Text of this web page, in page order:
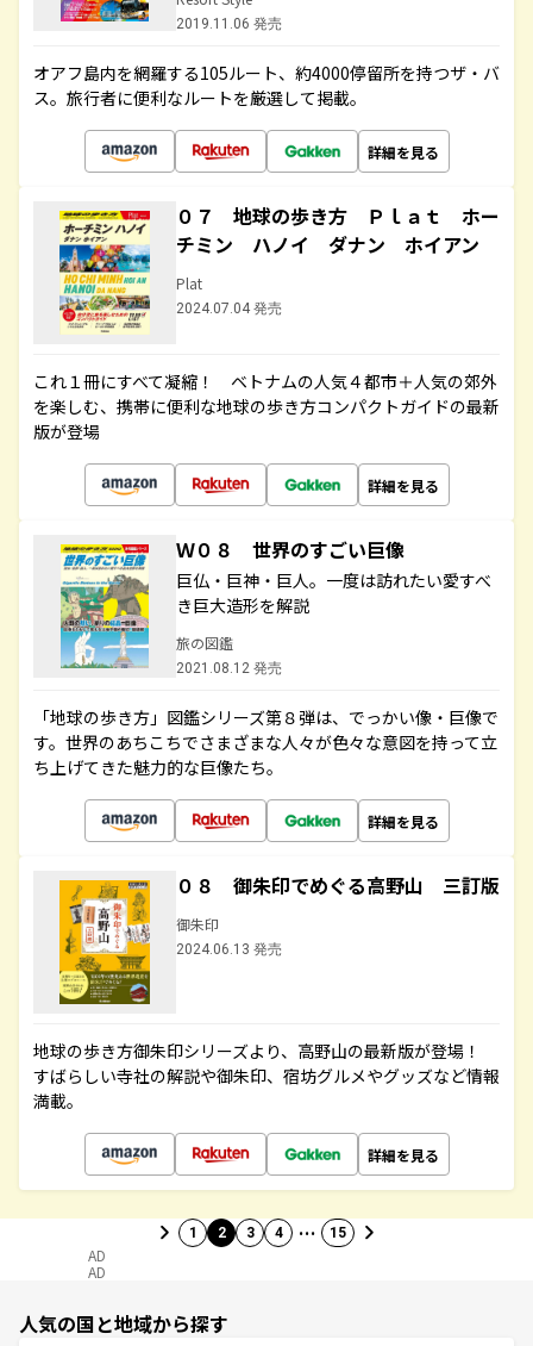
2019.11.06 発売
オアフ島内を網羅する105ルート、約4000停留所を持つザ・バ
ス。旅行者に便利なルートを厳選して掲載。
詳細を見る
０７ 地球の歩き方 Ｐｌａｔ ホー
チミン ハノイ ダナン ホイアン
Plat
2024.07.04 発売
これ１冊にすべて凝縮！ ベトナムの人気４都市＋人気の郊外
を楽しむ、携帯に便利な地球の歩き方コンパクトガイドの最新
版が登場
詳細を見る
Ｗ０８ 世界のすごい巨像
巨仏・巨神・巨人。一度は訪れたい愛すべ
き巨大造形を解説
旅の図鑑
2021.08.12 発売
「地球の歩き方」図鑑シリーズ第８弾は、でっかい像・巨像で
す。世界のあちこちでさまざまな人々が色々な意図を持って立
ち上げてきた魅力的な巨像たち。
詳細を見る
０８ 御朱印でめぐる高野山 三訂版
御朱印
2024.06.13 発売
地球の歩き方御朱印シリーズより、高野山の最新版が登場！
すばらしい寺社の解説や御朱印、宿坊グルメやグッズなど情報
満載。
詳細を見る
1 2 3 4 … 15
AD
AD
人気の国と地域から探す